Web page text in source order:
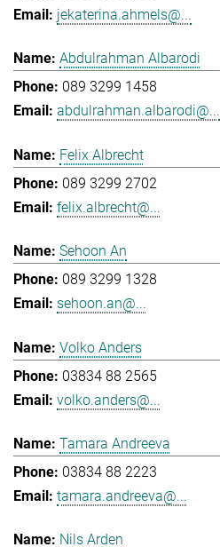
jekaterina.ahmels@...
Abdulrahman Albarodi
089 3299 1458
abdulrahman.albarodi@...
Felix Albrecht
089 3299 2702
felix.albrecht@...
Sehoon An
089 3299 1328
sehoon.an@...
Volko Anders
03834 88 2565
volko.anders@...
Tamara Andreeva
03834 88 2223
tamara.andreeva@...
Nils Arden